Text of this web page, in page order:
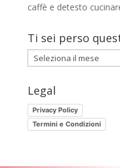
caffè e detesto
Ti sei perso
sei
perso
questi
post?
Legal
Privacy Policy
Termini e Condizioni